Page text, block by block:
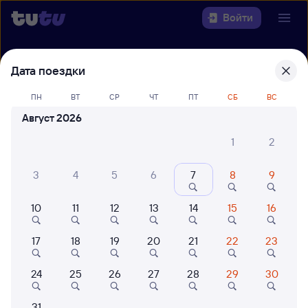
Войти
Выберите день, чтобы найти
Найти поезда
Дата поездки
ПН ВТ СР ЧТ ПТ СБ ВС
Август 2026
1
2
3 4 5 6 7 8 9
10 11 12 13 14 15 16
17 18 19 20 21 22 23
24 25 26 27 28 29 30